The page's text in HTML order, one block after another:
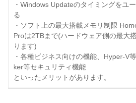
・Windows Updateのタイミングをユ
る
・ソフト上の最大搭載メモリ制限
Proは2TBまで(ハードウェア側の最大
ります)
・各種ビジネス向けの機能、Hyper-V
ker等セキュリティ機能
といったメリットがあります。